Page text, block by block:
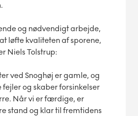
og nødvendigt arbejde,
løfte kvaliteten af sporene,
Niels Tolstrup:
ved Snoghøj er gamle, og
fejler og skaber forsinkelser
Når vi er færdige, er
stand og klar til fremtidens